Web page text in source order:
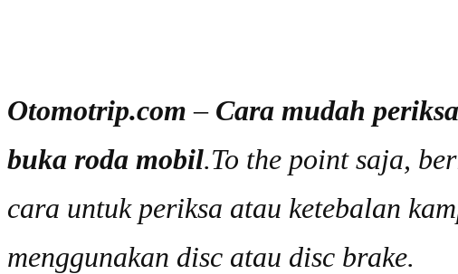
Otomotrip.com – Cara mudah
buka roda mobil.To the point saja,
cara untuk periksa atau ketebalan
menggunakan disc atau disc brake.